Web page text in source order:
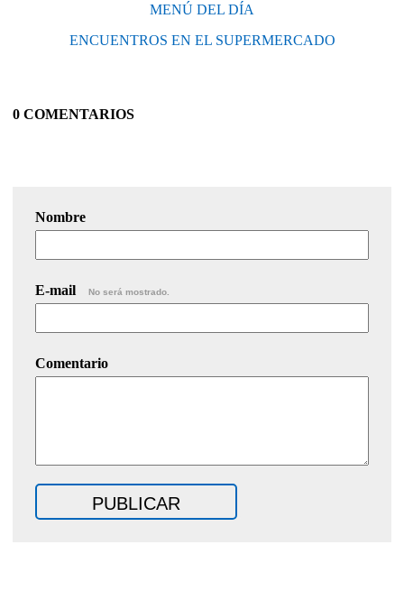
MENÚ DEL DÍA
ENCUENTROS EN EL SUPERMERCADO
0 COMENTARIOS
Nombre
E-mail No será mostrado.
Comentario